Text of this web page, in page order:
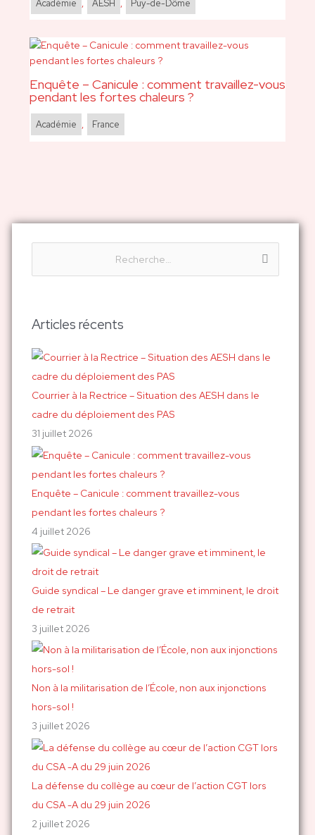
h
r
c
h
e
r
:
Articles récents
Courrier à la Rectrice – Situation des AESH dans le
cadre du déploiement des PAS
31 juillet 2026
Enquête – Canicule : comment travaillez-vous
pendant les fortes chaleurs ?
4 juillet 2026
Guide syndical – Le danger grave et imminent, le droit
de retrait
3 juillet 2026
Non à la militarisation de l’École, non aux injonctions
hors-sol !
3 juillet 2026
La défense du collège au cœur de l’action CGT lors
du CSA -A du 29 juin 2026
2 juillet 2026
Académie , AESH , Puy-de-Dôme
Enquête – Canicule : comment travaillez-vous
pendant les fortes chaleurs ?
Académie , France